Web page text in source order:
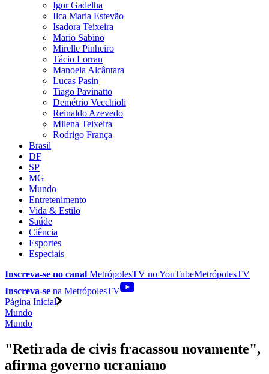
Igor Gadelha
Ilca Maria Estevão
Isadora Teixeira
Mario Sabino
Mirelle Pinheiro
Tácio Lorran
Manoela Alcântara
Lucas Pasin
Tiago Pavinatto
Demétrio Vecchioli
Reinaldo Azevedo
Milena Teixeira
Rodrigo França
Brasil
DF
SP
MG
Mundo
Entretenimento
Vida & Estilo
Saúde
Ciência
Esportes
Especiais
Inscreva-se no canal MetrópolesTV noYouTubeMetrópolesTV
Inscreva-se na MetrópolesTV
Página Inicial
Mundo
Mundo
"Retirada de civis fracassou novamente",
afirma governo ucraniano